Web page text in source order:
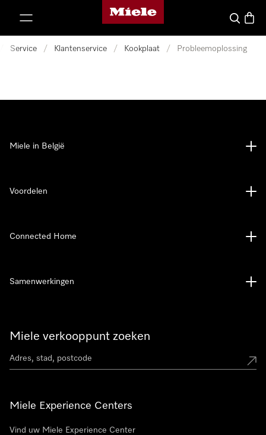
Miele homepage
Wat zoek
Service / Klantenservice / Kookplaat / Probleemoplossing
Miele verkooppunt zoeken
Miele Experience Centers
Vind uw Miele Experience Center
Miele in België
Voordelen
Connected Home
Samenwerkingen